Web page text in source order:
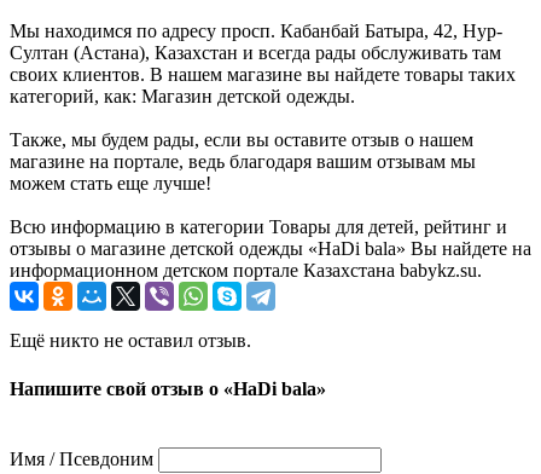
Мы находимся по адресу просп. Кабанбай Батыра, 42, Нур-
Султан (Астана), Казахстан и всегда рады обслуживать там
своих клиентов. В нашем магазине вы найдете товары таких
категорий, как: Магазин детской одежды.
Также, мы будем рады, если вы оставите отзыв о нашем
магазине на портале, ведь благодаря вашим отзывам мы
можем стать еще лучше!
Всю информацию в категории Товары для детей, рейтинг и
отзывы о магазине детской одежды «HaDi bala» Вы найдете на
информационном детском портале Казахстана babykz.su.
Ещё никто не оставил отзыв.
Напишите свой отзыв о «HaDi bala»
Имя / Псевдоним